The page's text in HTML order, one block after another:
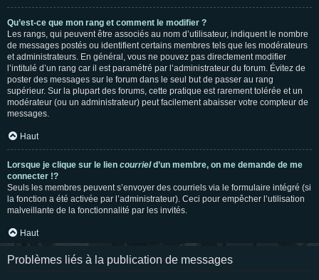
Qu’est-ce que mon rang et comment le modifier ?
Les rangs, qui peuvent être associés au nom d’utilisateur, indiquent le nombre
de messages postés ou identifient certains membres tels que les modérateurs
et administrateurs. En général, vous ne pouvez pas directement modifier
l’intitulé d’un rang car il est paramétré par l’administrateur du forum. Évitez de
poster des messages sur le forum dans le seul but de passer au rang
supérieur. Sur la plupart des forums, cette pratique est rarement tolérée et un
modérateur (ou un administrateur) peut facilement abaisser votre compteur de
messages.
Haut
Lorsque je clique sur le lien courrield’un membre, on me demande de me
connecter !?
Seuls les membres peuvent s’envoyer des courriels via le formulaire intégré (si
la fonction a été activée par l’administrateur). Ceci pour empêcher l’utilisation
malveillante de la fonctionnalité par les invités.
Haut
Problèmes liés à la publication de messages